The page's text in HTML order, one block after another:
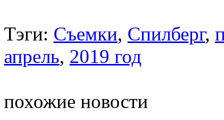
Тэги: Съемки, Спилберг,
апрель, 2019 год
похожие новости